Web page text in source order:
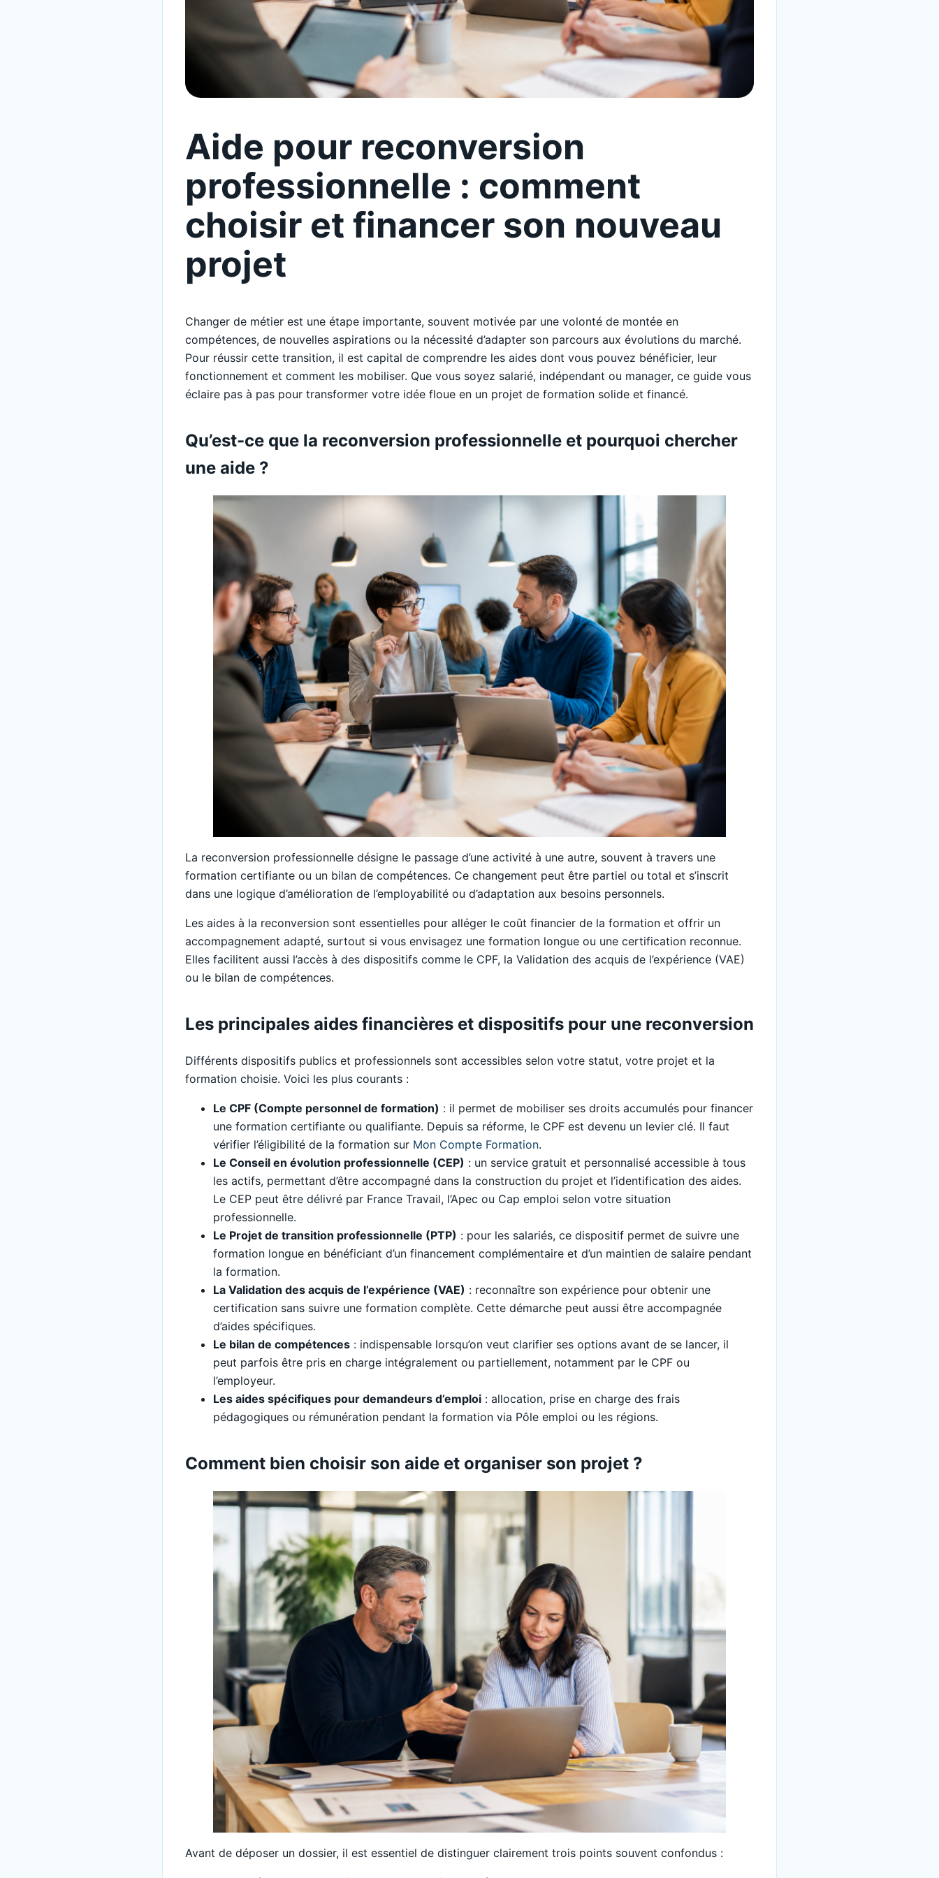
Aide pour reconversion
professionnelle : comment
choisir et financer son nouveau
projet
Changer de métier est une étape importante, souvent motivée par une volonté de montée en
compétences, de nouvelles aspirations ou la nécessité d’adapter son parcours aux évolutions du marché.
Pour réussir cette transition, il est capital de comprendre les aides dont vous pouvez bénéficier, leur
fonctionnement et comment les mobiliser. Que vous soyez salarié, indépendant ou manager, ce guide vous
éclaire pas à pas pour transformer votre idée floue en un projet de formation solide et financé.
Qu’est-ce que la reconversion professionnelle et pourquoi chercher
une aide ?
La reconversion professionnelle désigne le passage d’une activité à une autre, souvent à travers une
formation certifiante ou un bilan de compétences. Ce changement peut être partiel ou total et s’inscrit
dans une logique d’amélioration de l’employabilité ou d’adaptation aux besoins personnels.
Les aides à la reconversion sont essentielles pour alléger le coût financier de la formation et offrir un
accompagnement adapté, surtout si vous envisagez une formation longue ou une certification reconnue.
Elles facilitent aussi l’accès à des dispositifs comme le CPF, la Validation des acquis de l’expérience (VAE)
ou le bilan de compétences.
Les principales aides financières et dispositifs pour une reconversion
Différents dispositifs publics et professionnels sont accessibles selon votre statut, votre projet et la
formation choisie. Voici les plus courants :
Le CPF (Compte personnel de formation) : il permet de mobiliser ses droits accumulés pour financer
une formation certifiante ou qualifiante. Depuis sa réforme, le CPF est devenu un levier clé. Il faut
vérifier l’éligibilité de la formation sur Mon Compte Formation.
Le Conseil en évolution professionnelle (CEP) : un service gratuit et personnalisé accessible à tous
les actifs, permettant d’être accompagné dans la construction du projet et l’identification des aides.
Le CEP peut être délivré par France Travail, l’Apec ou Cap emploi selon votre situation
professionnelle.
Le Projet de transition professionnelle (PTP) : pour les salariés, ce dispositif permet de suivre une
formation longue en bénéficiant d’un financement complémentaire et d’un maintien de salaire pendant
la formation.
La Validation des acquis de l’expérience (VAE) : reconnaître son expérience pour obtenir une
certification sans suivre une formation complète. Cette démarche peut aussi être accompagnée
d’aides spécifiques.
Le bilan de compétences : indispensable lorsqu’on veut clarifier ses options avant de se lancer, il
peut parfois être pris en charge intégralement ou partiellement, notamment par le CPF ou
l’employeur.
Les aides spécifiques pour demandeurs d’emploi : allocation, prise en charge des frais
pédagogiques ou rémunération pendant la formation via Pôle emploi ou les régions.
Comment bien choisir son aide et organiser son projet ?
Avant de déposer un dossier, il est essentiel de distinguer clairement trois points souvent confondus :